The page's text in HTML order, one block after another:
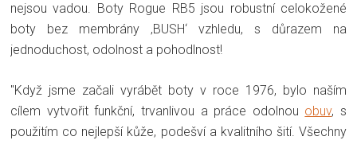
nejsou vadou. Boty Rogue RB5 jsou robustní celokožené
boty bez membrány ‚BUSH‘ vzhledu, s důrazem na
jednoduchost, odolnost a pohodlnost!
"Když jsme začali vyrábět boty v roce 1976, bylo naším
cílem vytvořit funkční, trvanlivou a práce odolnou obuv, s
použitím co nejlepší kůže, podešví a kvalitního šití. Všechny